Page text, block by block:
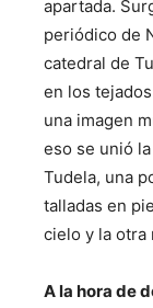
apartada.
periódico de
catedral de
en los
una imagen
eso se unió
Tudela, una
talladas en
cielo y la otra
A la hora de